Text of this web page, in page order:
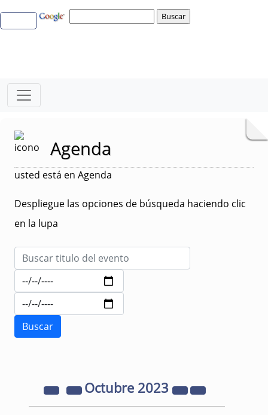
Agenda
usted está en Agenda
Despliegue las opciones de búsqueda haciendo clic
en la lupa
Octubre 2023